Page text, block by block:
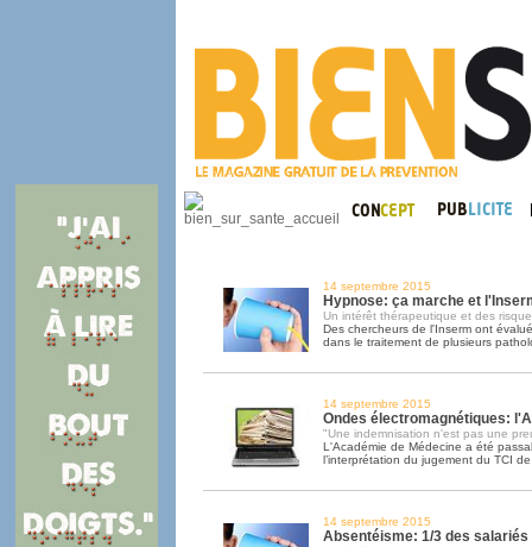
14 septembre 2015
Hypnose: ça marche et
Un intérêt thérapeutique et des
Des chercheurs de l'Inserm ont
dans le traitement de plusieurs
14 septembre 2015
Ondes électromagnétiques:
"Une indemnisation n'est pas une
L'Académie de Médecine a été
l’interprétation du jugement du TCI
14 septembre 2015
Absentéisme: 1/3 des salariés